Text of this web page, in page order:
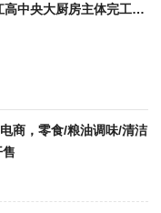
广州江高中央大厨房主体完工，大湾区“菜篮子”工程进入招商阶段
商，零食/粮油调味/清洁